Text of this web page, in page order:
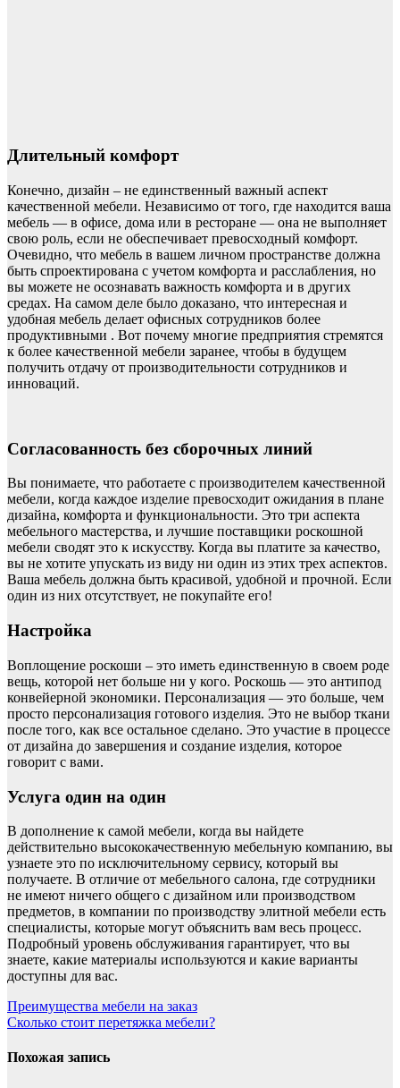
Длительный комфорт
Конечно, дизайн – не единственный важный аспект
качественной мебели. Независимо от того, где находится ваша
мебель — в офисе, дома или в ресторане — она не выполняет
свою роль, если не обеспечивает превосходный комфорт.
Очевидно, что мебель в вашем личном пространстве должна
быть спроектирована с учетом комфорта и расслабления, но
вы можете не осознавать важность комфорта и в других
средах. На самом деле было доказано, что интересная и
удобная мебель делает офисных сотрудников более
продуктивными . Вот почему многие предприятия стремятся
к более качественной мебели заранее, чтобы в будущем
получить отдачу от производительности сотрудников и
инноваций.
Согласованность без сборочных линий
Вы понимаете, что работаете с производителем качественной
мебели, когда каждое изделие превосходит ожидания в плане
дизайна, комфорта и функциональности. Это три аспекта
мебельного мастерства, и лучшие поставщики роскошной
мебели сводят это к искусству. Когда вы платите за качество,
вы не хотите упускать из виду ни один из этих трех аспектов.
Ваша мебель должна быть красивой, удобной и прочной. Если
один из них отсутствует, не покупайте его!
Настройка
Воплощение роскоши – это иметь единственную в своем роде
вещь, которой нет больше ни у кого. Роскошь — это антипод
конвейерной экономики. Персонализация — это больше, чем
просто персонализация готового изделия. Это не выбор ткани
после того, как все остальное сделано. Это участие в процессе
от дизайна до завершения и создание изделия, которое
говорит с вами.
Услуга один на один
В дополнение к самой мебели, когда вы найдете
действительно высококачественную мебельную компанию, вы
узнаете это по исключительному сервису, который вы
получаете. В отличие от мебельного салона, где сотрудники
не имеют ничего общего с дизайном или производством
предметов, в компании по производству элитной мебели есть
специалисты, которые могут объяснить вам весь процесс.
Подробный уровень обслуживания гарантирует, что вы
знаете, какие материалы используются и какие варианты
доступны для вас.
Навигация
по
записям
Преимущества мебели на заказ
Сколько стоит перетяжка мебели?
Похожая запись